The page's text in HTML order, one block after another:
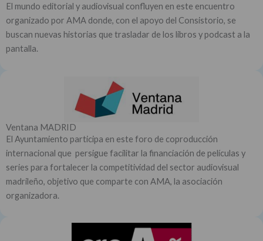
El mundo editorial y audiovisual confluyen en este encuentro
organizado por AMA donde, con el apoyo del Consistorio, se
buscan nuevas historias que trasladar de los libros y podcast a la
pantalla.
Ventana MADRID
El Ayuntamiento participa en este foro de coproducción
internacional que persigue facilitar la financiación de películas y
series para fortalecer la competitividad del sector audiovisual
madrileño, objetivo que comparte con AMA, la asociación
organizadora.